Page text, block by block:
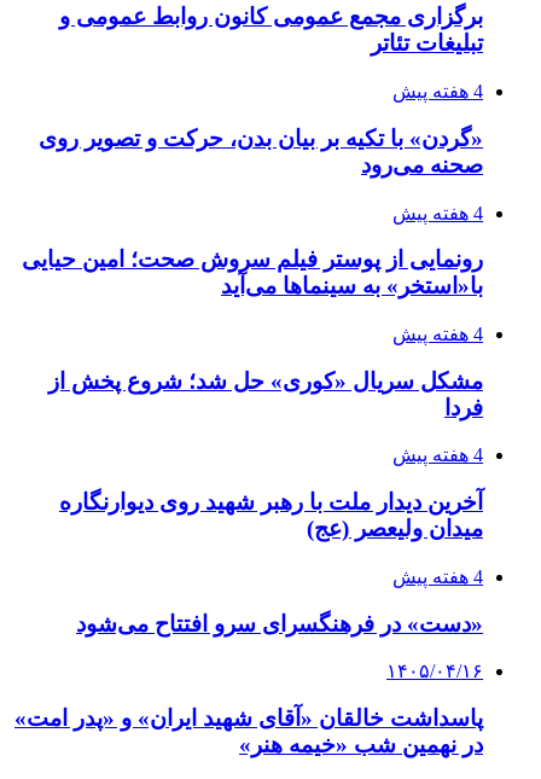
برگزاری مجمع عمومی کانون روابط عمومی و
تبلیغات تئاتر
4 هفته پیش
«گردن» با تکیه بر بیان بدن، حرکت و تصویر روی
صحنه می‌رود
4 هفته پیش
رونمایی از پوستر فیلم سروش صحت؛ امین حیایی
با«استخر» به سینماها می‌آید
4 هفته پیش
مشکل سریال «کوری» حل شد؛ شروع پخش از
فردا
4 هفته پیش
آخرین دیدار ملت با رهبر شهید روی دیوارنگاره
میدان ولیعصر (عج)
4 هفته پیش
«دست» در فرهنگسرای سرو افتتاح می‌شود
۱۴۰۵/۰۴/۱۶
پاسداشت خالقان «آقای شهید ایران» و «پدر امت»
در نهمین شب «خیمه هنر»